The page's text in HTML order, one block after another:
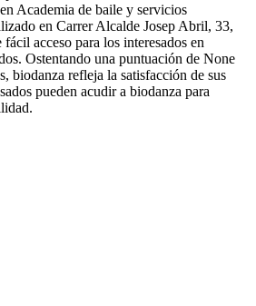
Academia de baile y servicios
en Carrer Alcalde Josep Abril, 33,
acceso para los interesados en
Ostentando una puntuación de None
biodanza refleja la satisfacción de sus
pueden acudir a biodanza para